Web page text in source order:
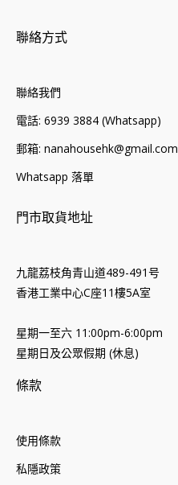
聯絡方式
聯絡我們
電話: 6939 3884 (Whatsapp)
郵箱: nanahousehk@gmail.com
Whatsapp 落單
門市取貨地址
九龍荔枝角青山道489-491号
香港工業中心C座11樓5A室
星期一至六 11:00pm-6:00pm
星期日及公眾假期 (休息)
條款
使用條款
私隱政策